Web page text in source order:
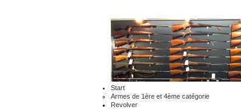
Start
Armes de 1ère et 4ème catégorie
Revolver